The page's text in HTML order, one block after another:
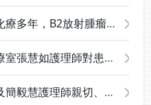
甲開門診，大甲很多
的辛苦，感謝院長。
療多年，B2放射腫瘤科
臺人員及化療室護理
每位病人需求，是貴
室張慧如護理師對患者
簡毅慧護理師親切、熱